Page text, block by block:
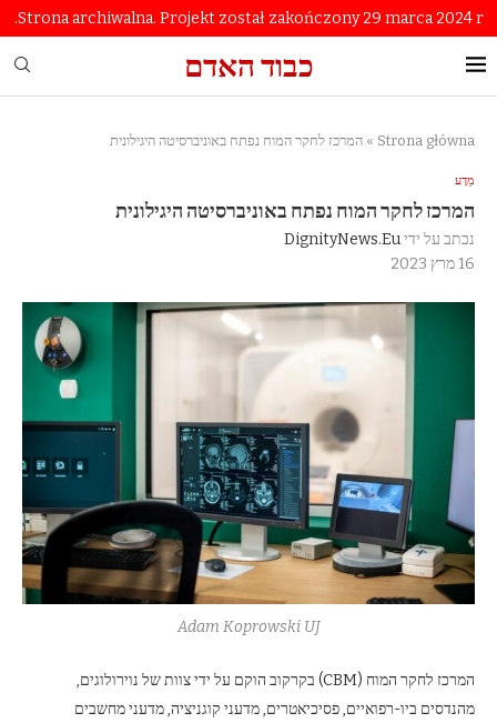
Strona archiwalna. Projekt został zakończony 29 marca 2024 r.
כבוד האדם
Strona główna
» המרכז לחקר המוח נפתח באוניברסיטה היגילונית
מַדָע
המרכז לחקר המוח נפתח באוניברסיטה היגילונית
נכתב על ידיDignityNews.eu
16 מרץ 2023
Adam Koprowski UJ
המרכז לחקר המוח (CBM) בקרקוב הוקם על ידי צוות של נוירולוגים,
מהנדסים ביו-רפואיים, פסיכיאטרים, מדעני קוגניציה, מדעני מחשבים